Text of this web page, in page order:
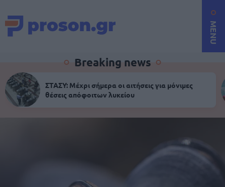
MENU
Breaking news
ΣΤΑΣΥ: Μέχρι σήμερα οι αιτήσεις για μόνιμες
θέσεις απόφοιτων λυκείου